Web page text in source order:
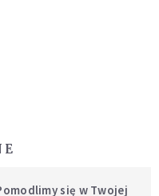
się w Twojej